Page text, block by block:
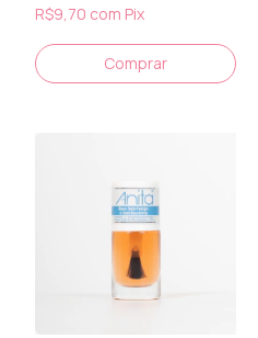
R$9,70 com Pix